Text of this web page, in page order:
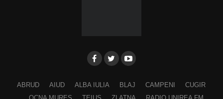
ABRUD AIUD ALBA IULIA BLAJ CAMPENI
CUGIR